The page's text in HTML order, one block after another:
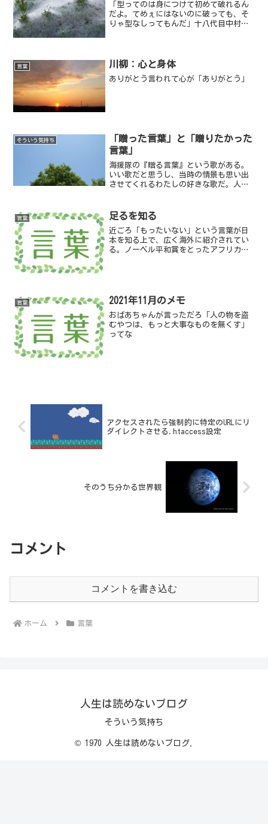
「型ってのは身につけて初めて破れるん
だよ。てめぇにはないのに破っても、そ
りゃ型なしってもんだ」十八代目中村勘
言葉 川柳：心と身体
ありがとう言われて心が「ありがとう」
そういう気持ち
「贈った言葉」と「贈りたかった
言葉」
海援隊の『贈る言葉』という歌がある。
いい歌だと思うし、当時の情景も思い出
させてくれるわたしの好きな歌だ。人は
言葉 足るを知る
近ごろ「もったいない」という言葉が日
本を知る上で、広く海外に紹介されてい
る。ノーベル平和賞をとったアフリカ人
言葉 2021年11月のメモ
おばあちゃんが言っただろ「人の物を盗
むやつは、もっと大事なものを無くす」
ってな
アクセスされたら強制的に特定のURLにリ
ダイレクトさせる.htaccess設定
そのうち分かる世界観
コメント
コメントを書き込む
ホーム 言葉
人生は読めないブログ
そういう気持ち
© 1970 人生は読めないブログ.